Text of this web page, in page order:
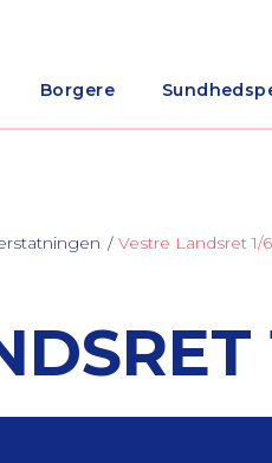
Borgere
Vestre Landsret 1/